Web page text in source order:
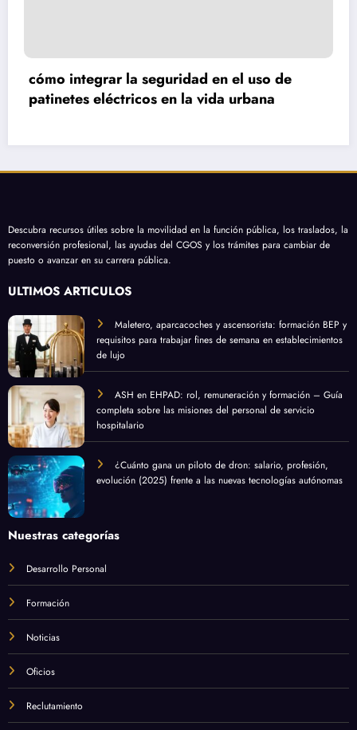
cultivo de
Cómo utilizar directorios
mejorar la visibilidad de tu
Descubra recursos útiles sobre la movilidad en la función pública, los traslados, la
reconversión profesional, las ayudas del CGOS y los trámites para cambiar de
puesto o avanzar en su carrera pública.
ÚLTIMOS ARTÍCULOS
Maletero, aparcacoches y ascensorista: formación BEP y
requisitos para trabajar fines de semana en establecimientos
de lujo
ASH en EHPAD: rol, remuneración y formación – Guía
completa sobre las misiones del personal de servicio
hospitalario
¿Cuánto gana un piloto de dron: salario, profesión,
evolución (2025) frente a las nuevas tecnologías autónomas
Nuestras categorías
Desarrollo Personal
Formación
Noticias
Oficios
Reclutamiento